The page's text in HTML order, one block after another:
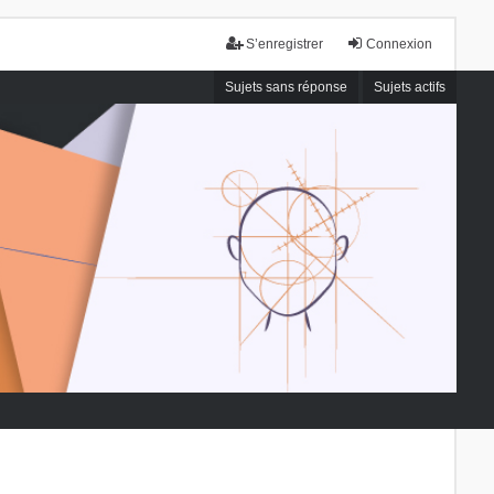
Connexion
S’enregistrer
Sujets sans réponse Sujets actifs